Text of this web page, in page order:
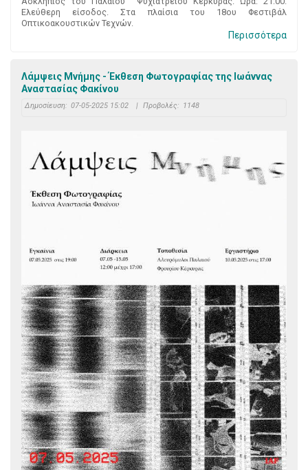
Ελεύθερη είσοδος. Στα πλαίσια του 18ου Φεστιβάλ
Οπτικοακουστικών Τεχνών.
Περισσότερα
Λάμψεις Μνήμης - Έκθεση Φωτογραφίας της Ιωάννας
Αναστασίας Φακίνου
Δημοσίευση: 07-05-2025 15:02 | Προβολές: 1148